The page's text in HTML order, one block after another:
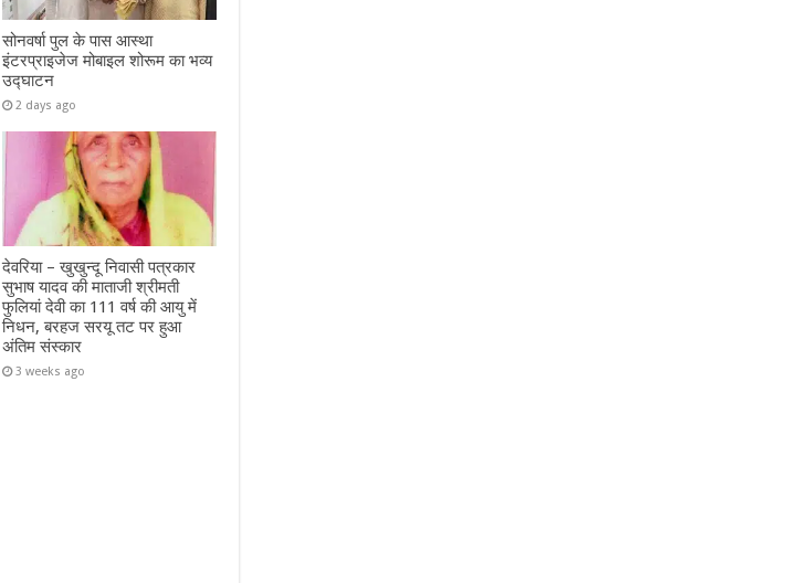
सोनवर्षा पुल के पास आस्था
इंटरप्राइजेज मोबाइल शोरूम का भव्य
उद्घाटन
2 days ago
देवरिया – खुखुन्दू निवासी पत्रकार
सुभाष यादव की माताजी श्रीमती
फुलियां देवी का 111 वर्ष की आयु में
निधन, बरहज सरयू तट पर हुआ
अंतिम संस्कार
3 weeks ago